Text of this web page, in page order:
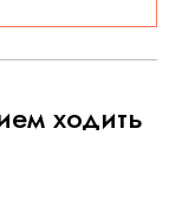
ходить